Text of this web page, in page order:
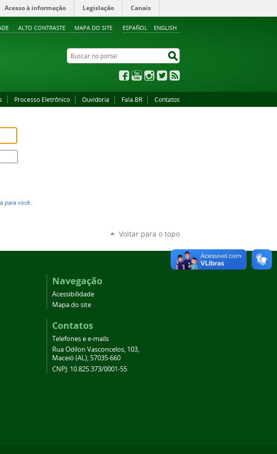
ESPAÑOL ENGLISH
ALTO CONTRASTE MAPA DO SITE
Acesso à informação Legislação Canais
Buscar no portal
FacebookYouTubeInstagram
Twitter
Processo Eletrônico Ouvidoria Fala.BR Contatos
para você.
Voltar para o topo
Navegação
Acessibilidade
Mapa do site
Contatos
Telefones e e-mails
Rua Odilon Vasconcelos, 103,
Maceió (AL), 57035-660
CNPJ: 10.825.373/0001-55